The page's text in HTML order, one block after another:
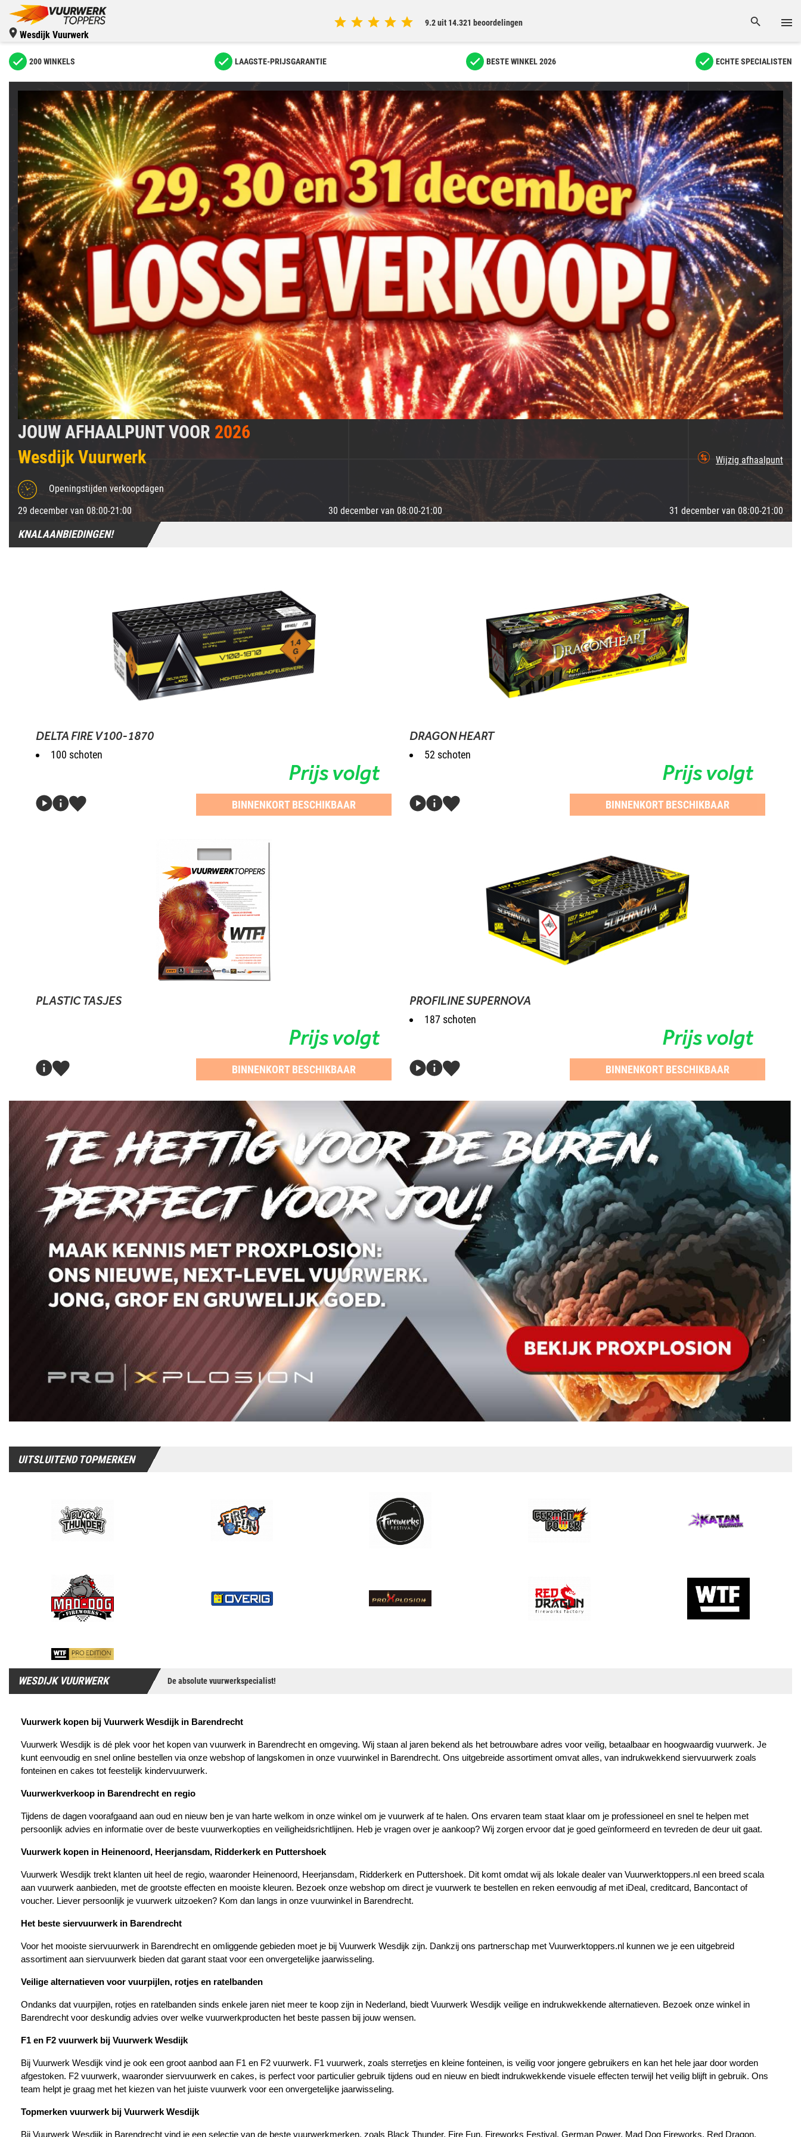
Wesdijk Vuurwerk
9.2 uit 14.321 beoordelingen
200 WINKELS LAAGSTE-PRIJSGARANTIE BESTE WINKEL 2026 ECHTE SPECIALISTEN
JOUW AFHAALPUNT VOOR 2026
Wesdijk Vuurwerk
Wijzig afhaalpunt
Openingstijden verkoopdagen
29 december van 08:00-21:00
30 december van 08:00-21:00 31 december van 08:00-21:00
KNALAANBIEDINGEN!
DELTA FIRE V100-1870
100 schoten
Prijs volgt
BINNENKORT BESCHIKBAAR
DRAGON HEART
52 schoten
Prijs volgt
BINNENKORT BESCHIKBAAR
PLASTIC TASJES
Prijs volgt
BINNENKORT BESCHIKBAAR
PROFILINE SUPERNOVA
187 schoten
Prijs volgt
BINNENKORT BESCHIKBAAR
UITSLUITEND TOPMERKEN
WESDIJK VUURWERK De absolute vuurwerkspecialist!
Vuurwerk kopen bij Vuurwerk Wesdijk in Barendrecht
Vuurwerk Wesdijk is dé plek voor het kopen van vuurwerk in Barendrecht en omgeving. Wij staan al jaren bekend als het betrouwbare adres voor veilig, betaalbaar en hoogwaardig vuurwerk. Je
kunt eenvoudig en snel online bestellen via onze webshop of langskomen in onze vuurwinkel in Barendrecht. Ons uitgebreide assortiment omvat alles, van indrukwekkend siervuurwerk zoals
fonteinen en cakes tot feestelijk kindervuurwerk.
Vuurwerkverkoop in Barendrecht en regio
Tijdens de dagen voorafgaand aan oud en nieuw ben je van harte welkom in onze winkel om je vuurwerk af te halen. Ons ervaren team staat klaar om je professioneel en snel te helpen met
persoonlijk advies en informatie over de beste vuurwerkopties en veiligheidsrichtlijnen. Heb je vragen over je aankoop? Wij zorgen ervoor dat je goed geïnformeerd en tevreden de deur uit gaat.
Vuurwerk kopen in Heinenoord, Heerjansdam, Ridderkerk en Puttershoek
Vuurwerk Wesdijk trekt klanten uit heel de regio, waaronder Heinenoord, Heerjansdam, Ridderkerk en Puttershoek. Dit komt omdat wij als lokale dealer van Vuurwerktoppers.nl een breed scala
aan vuurwerk aanbieden, met de grootste effecten en mooiste kleuren. Bezoek onze webshop om direct je vuurwerk te bestellen en reken eenvoudig af met iDeal, creditcard, Bancontact of
voucher. Liever persoonlijk je vuurwerk uitzoeken? Kom dan langs in onze vuurwinkel in Barendrecht.
Het beste siervuurwerk in Barendrecht
Voor het mooiste siervuurwerk in Barendrecht en omliggende gebieden moet je bij Vuurwerk Wesdijk zijn. Dankzij ons partnerschap met Vuurwerktoppers.nl kunnen we je een uitgebreid
assortiment aan siervuurwerk bieden dat garant staat voor een onvergetelijke jaarwisseling.
Veilige alternatieven voor vuurpijlen, rotjes en ratelbanden
Ondanks dat vuurpijlen, rotjes en ratelbanden sinds enkele jaren niet meer te koop zijn in Nederland, biedt Vuurwerk Wesdijk veilige en indrukwekkende alternatieven. Bezoek onze winkel in
Barendrecht voor deskundig advies over welke vuurwerkproducten het beste passen bij jouw wensen.
F1 en F2 vuurwerk bij Vuurwerk Wesdijk
Bij Vuurwerk Wesdijk vind je ook een groot aanbod aan F1 en F2 vuurwerk. F1 vuurwerk, zoals sterretjes en kleine fonteinen, is veilig voor jongere gebruikers en kan het hele jaar door worden
afgestoken. F2 vuurwerk, waaronder siervuurwerk en cakes, is perfect voor particulier gebruik tijdens oud en nieuw en biedt indrukwekkende visuele effecten terwijl het veilig blijft in gebruik. Ons
team helpt je graag met het kiezen van het juiste vuurwerk voor een onvergetelijke jaarwisseling.
Topmerken vuurwerk bij Vuurwerk Wesdijk
Bij Vuurwerk Wesdijk in Barendrecht vind je een selectie van de beste vuurwerkmerken, zoals Black Thunder, Fire Fun, Fireworks Festival, German Power, Mad Dog Fireworks, Red Dragon,